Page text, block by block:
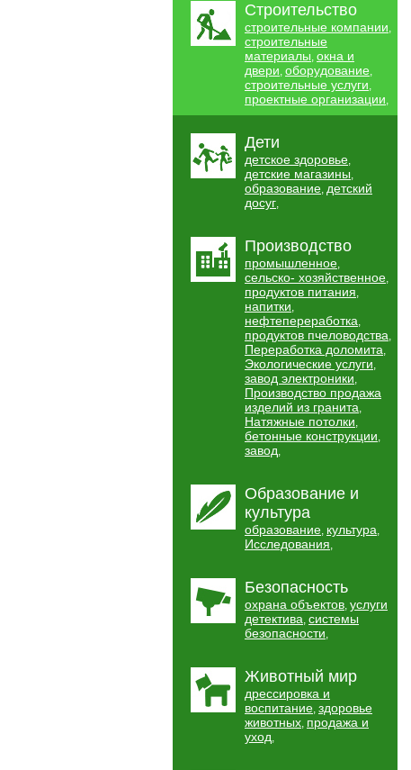
Строительство
строительные компании,
строительные
материалы, окна и
двери, оборудование,
строительные услуги,
проектные организации,
Дети
детское здоровье,
детские магазины,
образование, детский
досуг,
Производство
промышленное,
сельско- хозяйственное,
продуктов питания,
напитки,
нефтепереработка,
продуктов пчеловодства,
Переработка доломита,
Экологические услуги,
завод электроники,
Производство продажа
изделий из гранита,
Натяжные потолки,
бетонные конструкции,
завод,
Образование и
культура
образование, культура,
Исследования,
Безопасность
охрана объектов, услуги
детектива, системы
безопасности,
Животный мир
дрессировка и
воспитание, здоровье
животных, продажа и
уход,